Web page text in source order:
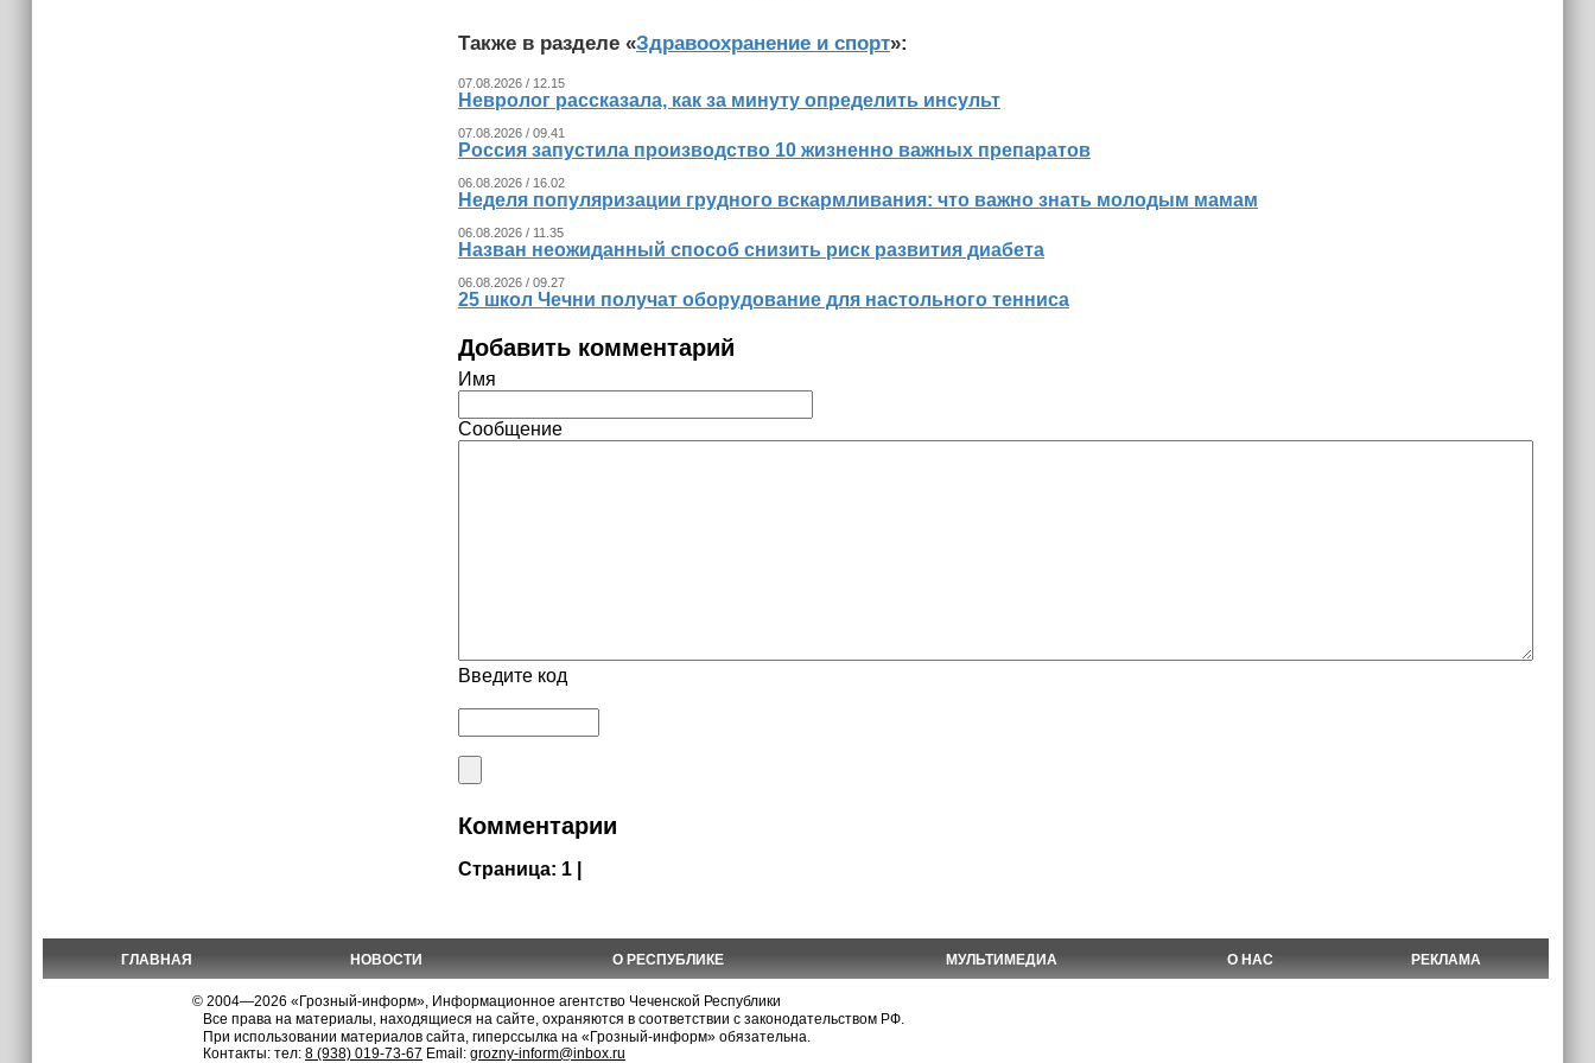
Также в разделе «Здравоохранение и спорт»:
07.08.2026 / 12.15
Невролог рассказала, как за минуту определить инсульт
07.08.2026 / 09.41
Россия запустила производство 10 жизненно важных препаратов
06.08.2026 / 16.02
Неделя популяризации грудного вскармливания: что важно знать молодым мамам
06.08.2026 / 11.35
Назван неожиданный способ снизить риск развития диабета
06.08.2026 / 09.27
25 школ Чечни получат оборудование для настольного тенниса
Добавить комментарий
Имя
Сообщение
Введите код
Комментарии
Страница: 1 |
ГЛАВНАЯ НОВОСТИ О РЕСПУБЛИКЕ МУЛЬТИМЕДИА О НАС РЕКЛАМА
© 2004—2026 «Грозный-информ», Информационное агентство Чеченской Республики
Все права на материалы, находящиеся на сайте, охраняются в соответствии с законодательством РФ.
При использовании материалов сайта, гиперссылка на «Грозный-информ» обязательна.
Контакты: тел: 8 (938) 019-73-67 Email: grozny-inform@inbox.ru